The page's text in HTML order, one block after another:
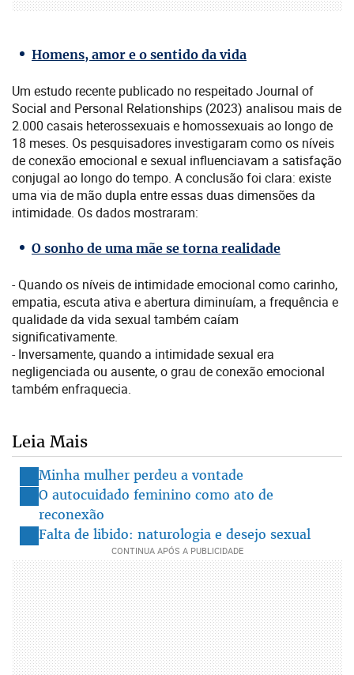
Homens, amor e o sentido da vida
Um estudo recente publicado no respeitado Journal of
Social and Personal Relationships (2023) analisou mais de
2.000 casais heterossexuais e homossexuais ao longo de
18 meses. Os pesquisadores investigaram como os níveis
de conexão emocional e sexual influenciavam a satisfação
conjugal ao longo do tempo. A conclusão foi clara: existe
uma via de mão dupla entre essas duas dimensões da
intimidade. Os dados mostraram:
O sonho de uma mãe se torna realidade
- Quando os níveis de intimidade emocional como carinho,
empatia, escuta ativa e abertura diminuíam, a frequência e
qualidade da vida sexual também caíam
significativamente.
- Inversamente, quando a intimidade sexual era
negligenciada ou ausente, o grau de conexão emocional
também enfraquecia.
Leia Mais
Minha mulher perdeu a vontade
O autocuidado feminino como ato de
reconexão
Falta de libido: naturologia e desejo sexual